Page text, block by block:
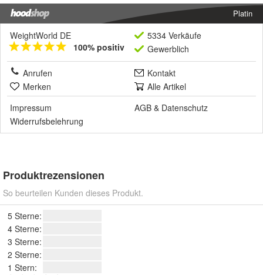
Platin
WeightWorld DE
100% positiv
5334 Verkäufe
Gewerblich
Anrufen
Kontakt
Merken
Alle Artikel
Impressum
AGB & Datenschutz
Widerrufsbelehrung
Produktrezensionen
So beurteilen Kunden dieses Produkt.
5 Sterne:
4 Sterne:
3 Sterne:
2 Sterne:
1 Stern: